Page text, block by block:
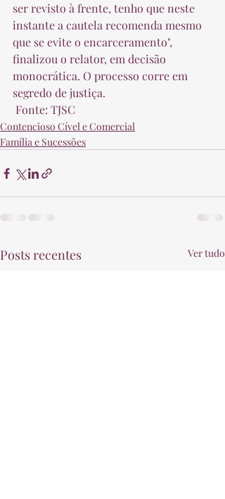
ser revisto à frente, tenho que neste
instante a cautela recomenda mesmo
que se evite o encarceramento",
finalizou o relator, em decisão
monocrática. O processo corre em
segredo de justiça.
Fonte: TJSC
Contencioso Cível e Comercial
Família e Sucessões
Posts recentes Ver tudo